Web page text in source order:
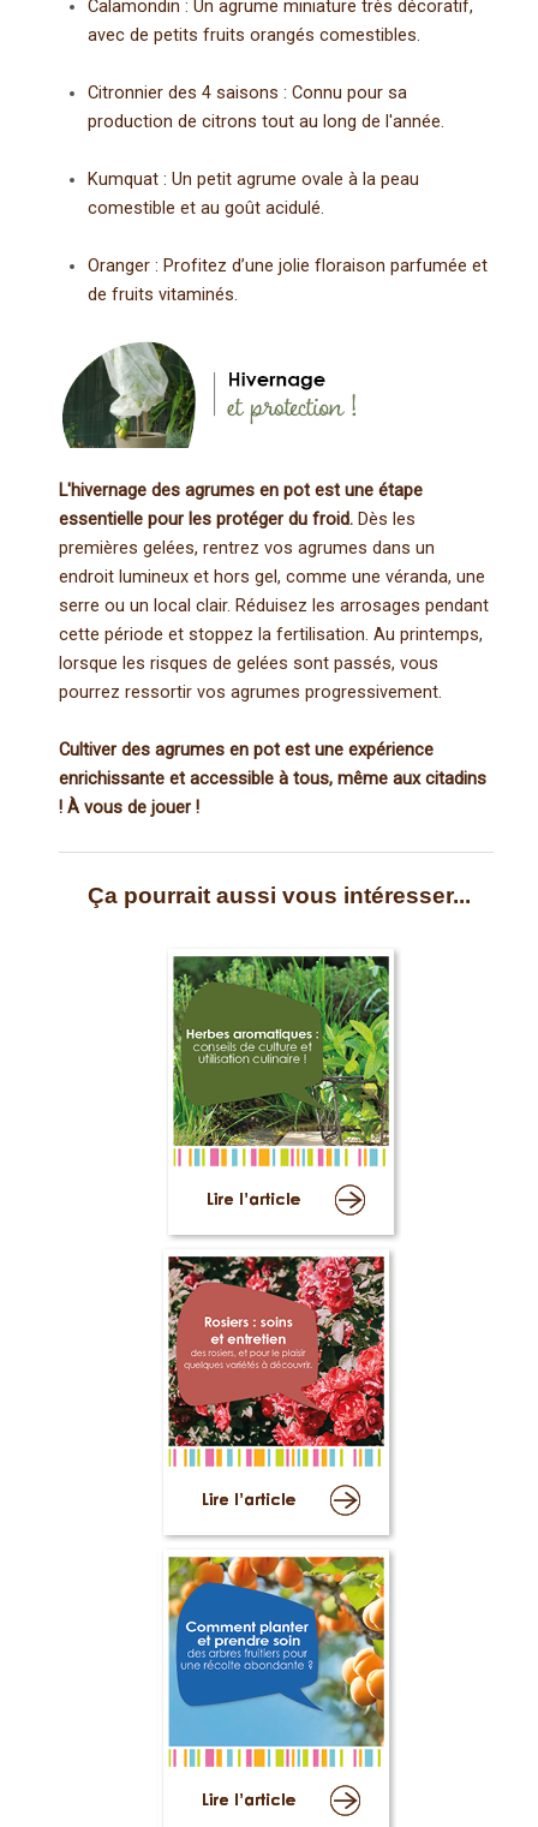
Calamondin : Un agrume miniature très décoratif,
avec de petits fruits orangés comestibles.
Citronnier des 4 saisons : Connu pour sa
production de citrons tout au long de l'année.
Kumquat : Un petit agrume ovale à la peau
comestible et au goût acidulé.
Oranger : Profitez d’une jolie floraison parfumée et
de fruits vitaminés.
L'hivernage des agrumes en pot est une étape
essentielle pour les protéger du froid. Dès les
premières gelées, rentrez vos agrumes dans un
endroit lumineux et hors gel, comme une véranda, une
serre ou un local clair. Réduisez les arrosages pendant
cette période et stoppez la fertilisation. Au printemps,
lorsque les risques de gelées sont passés, vous
pourrez ressortir vos agrumes progressivement.
Cultiver des agrumes en pot est une expérience
enrichissante et accessible à tous, même aux citadins
! À vous de jouer !
Ça pourrait aussi vous intéresser...